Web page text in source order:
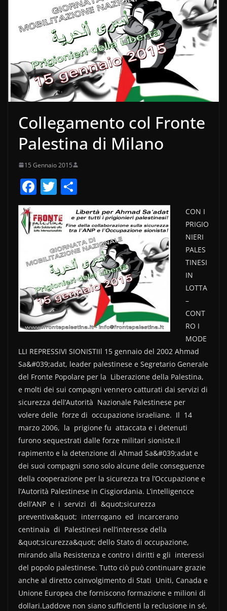
Collegamento col Fronte
Palestina di Milano
15 Gennaio 2015
F
a
c
e
b
o
o
k
T
w
itt
er
o
n
di
vi
di
CON I
PRIGIO
NIERI
PALES
TINESI
IN
LOTTA
–
CONT
RO I
MODE
LLI REPRESSIVI SIONISTIIl 15 gennaio del 2002 Ahmad
Sa&#039;adat, leader palestinese e Segretario Generale
del Fronte Popolare per la Liberazione della Palestina,
e molti dei sui compagni vennero catturati dai servizi di
sicurezza dell’Autorità Nazionale Palestinese per
volere delle forze di occupazione israeliane. Il 14
marzo 2006, la prigione fu attaccata e i detenuti
furono sequestrati dalle forze militari sioniste.Il
rapimento e la detenzione di Ahmad Sa&#039;adat e
dei suoi compagni sono solo alcune delle conseguenze
della cooperazione per la sicurezza tra l’Occupazione e
l’Autorità Palestinese in Cisgiordania. L’intelligencce
dell’ANP e i servizi di &quot;sicurezza
preventiva&quot; interrogano ed incarcerano
centinaia di Palestinesi nell’interesse della
&quot;sicurezza&quot; dello Stato di occupazione,
mirando alla Resistenza e contro i diritti e gli interessi
del popolo palestinese. Tutto ciò può continuare grazie
anche al diretto coinvolgimento di Stati Uniti, Canada e
Unione Europea che forniscono formazione e milioni di
dollari.Laddove non siano sufficienti la reclusione in sé,